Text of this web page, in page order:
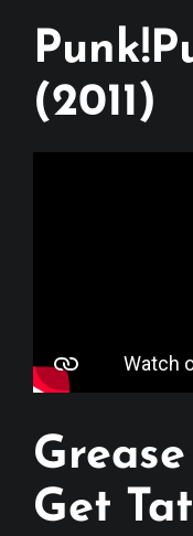
(2011)
Get